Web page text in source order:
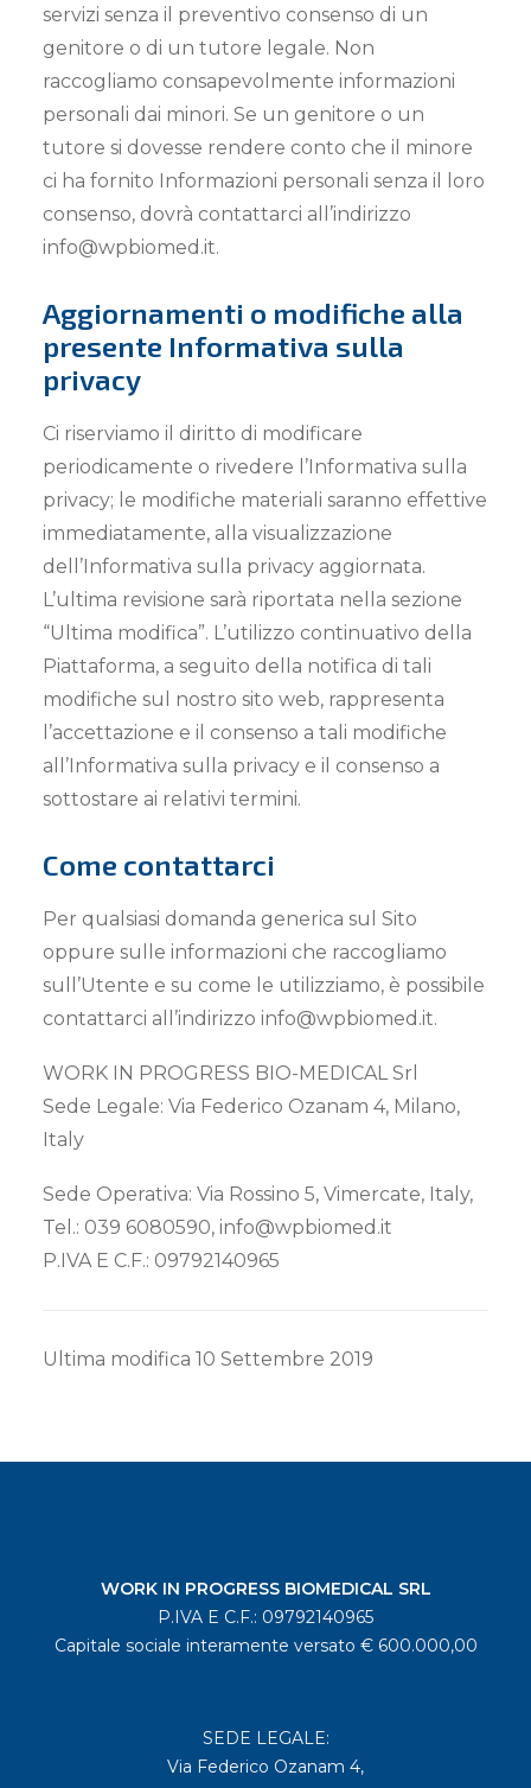
servizi senza il preventivo consenso di un
genitore o di un tutore legale. Non
raccogliamo consapevolmente informazioni
personali dai minori. Se un genitore o un
tutore si dovesse rendere conto che il minore
ci ha fornito Informazioni personali senza il loro
consenso, dovrà contattarci all’indirizzo
info@wpbiomed.it.
Aggiornamenti o modifiche alla
presente Informativa sulla
privacy
Ci riserviamo il diritto di modificare
periodicamente o rivedere l’Informativa sulla
privacy; le modifiche materiali saranno effettive
immediatamente, alla visualizzazione
dell’Informativa sulla privacy aggiornata.
L’ultima revisione sarà riportata nella sezione
“Ultima modifica”. L’utilizzo continuativo della
Piattaforma, a seguito della notifica di tali
modifiche sul nostro sito web, rappresenta
l’accettazione e il consenso a tali modifiche
all’Informativa sulla privacy e il consenso a
sottostare ai relativi termini.
Come contattarci
Per qualsiasi domanda generica sul Sito
oppure sulle informazioni che raccogliamo
sull’Utente e su come le utilizziamo, è possibile
contattarci all’indirizzo info@wpbiomed.it.
WORK IN PROGRESS BIO-MEDICAL Srl
Sede Legale: Via Federico Ozanam 4, Milano,
Italy
Sede Operativa: Via Rossino 5, Vimercate, Italy,
Tel.: 039 6080590, info@wpbiomed.it
P.IVA E C.F.: 09792140965
Ultima modifica 10 Settembre 2019
WORK IN PROGRESS BIOMEDICAL SRL
P.IVA E C.F.: 09792140965
Capitale sociale interamente versato € 600.000,00
SEDE LEGALE:
Via Federico Ozanam 4,